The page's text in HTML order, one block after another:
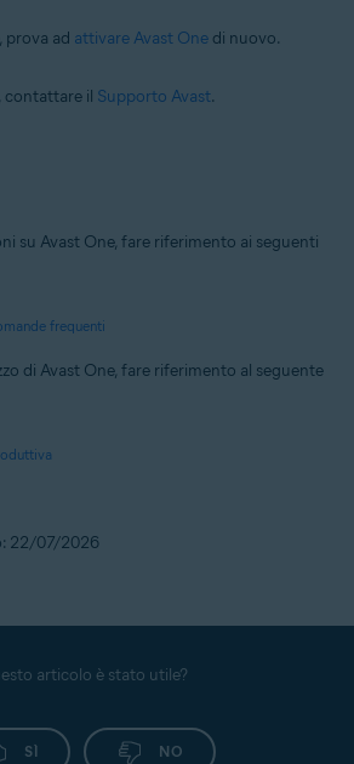
prova ad attivare Avast One di nuovo.
contattare il Supporto Avast.
su Avast One, fare riferimento ai seguenti
frequenti
di Avast One, fare riferimento al seguente
22/07/2026
articolo è stato utile?
SÌ NO